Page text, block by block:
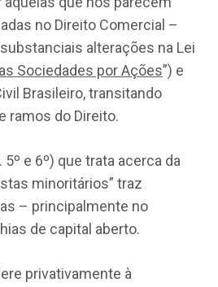
no Direito Comercial –
alterações na Lei
Sociedades por Ações”) e
Brasileiro, transitando
ramos do Direito.
e 6º) que trata acerca da
minoritários” traz
– principalmente no
de capital aberto.
privativamente à